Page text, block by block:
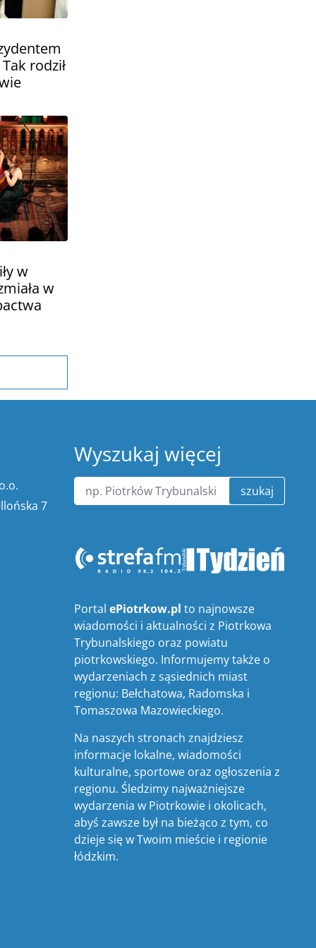
rodził
w
w
7
Wyszukaj więcej
szukaj
PortalePiotrkow.pl to najnowsze
wiadomości i aktualności z Piotrkowa
Trybunalskiego oraz powiatu
piotrkowskiego. Informujemy także o
wydarzeniach z sąsiednich miast
regionu: Bełchatowa, Radomska i
Tomaszowa Mazowieckiego.
Na naszych stronach znajdziesz
informacje lokalne, wiadomości
kulturalne, sportowe oraz ogłoszenia z
regionu. Śledzimy najważniejsze
wydarzenia w Piotrkowie i okolicach,
abyś zawsze był na bieżąco z tym, co
dzieje się w Twoim mieście i regionie
łódzkim.